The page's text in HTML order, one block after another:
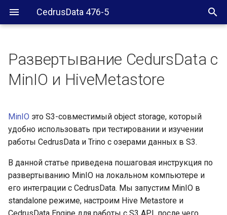
CedrusData 476-5
Что такое MinIO
Целевая конфигурация
Развертывание MinIO
Конфигурация Hive
Metastore
Развертывание CedursData с
MinIO и HiveMetastore
MinIO это S3-совместимый object storage, который
удобно использовать при тестировании и изучении
работы CedrusData и Trino с озерами данных в S3.
В данной статье приведена пошаговая инструкция по
развертыванию MinIO на локальном компьютере и
его интеграции с CedrusData. Мы запустим MinIO в
standalone режиме, настроим Hive Metastore и